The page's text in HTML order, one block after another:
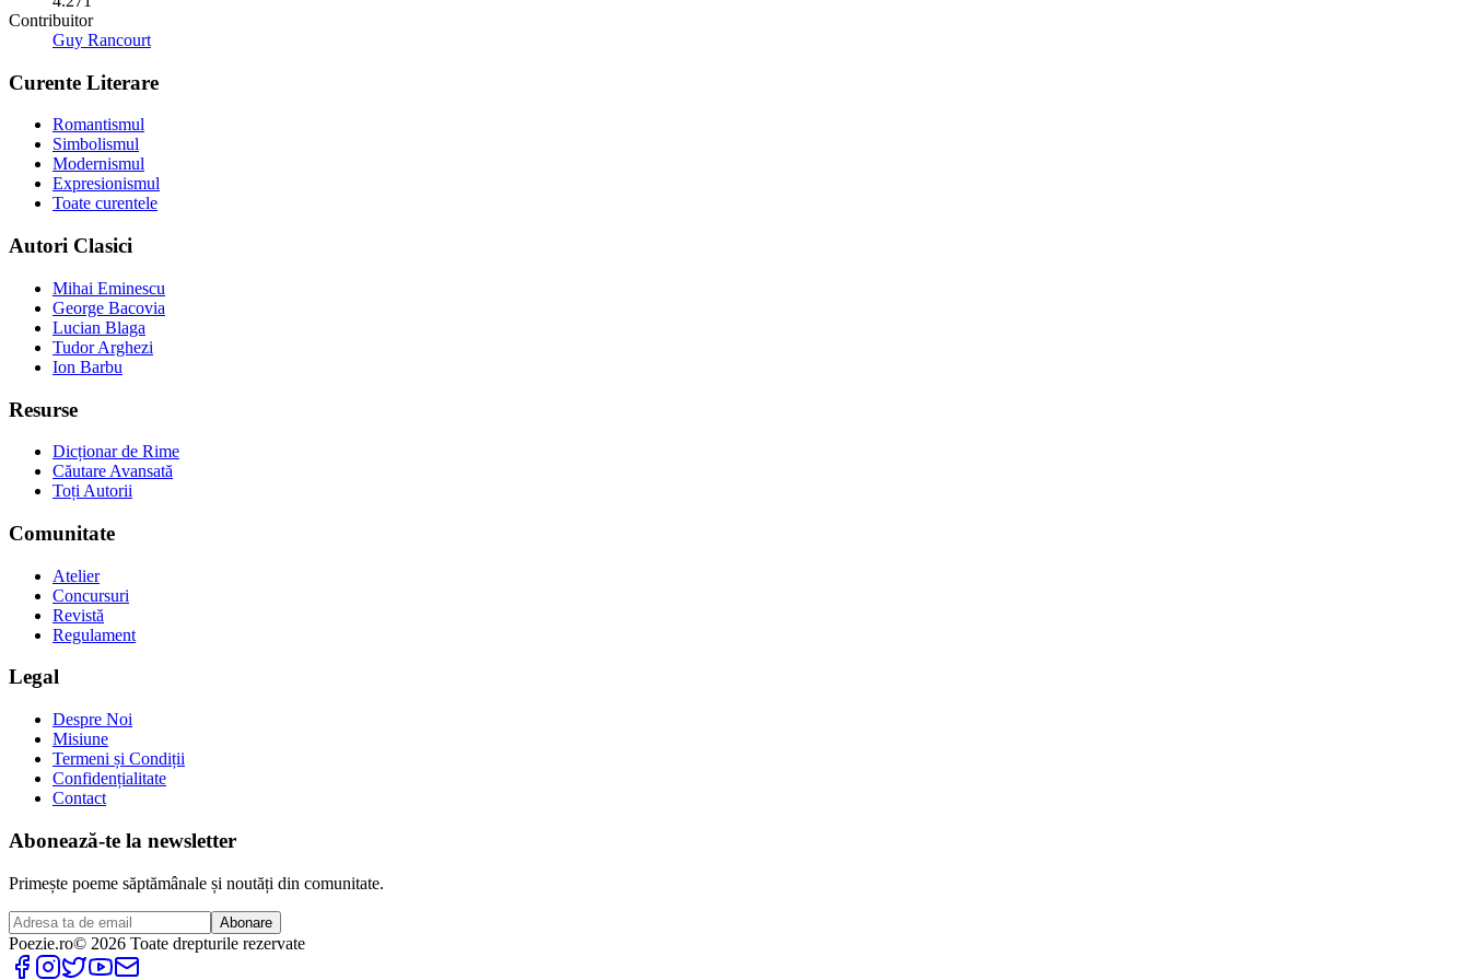
Contribuitor
Guy Rancourt
Curente Literare
Romantismul
Simbolismul
Modernismul
Expresionismul
Toate curentele
Autori Clasici
Mihai Eminescu
George Bacovia
Lucian Blaga
Tudor Arghezi
Ion Barbu
Resurse
Dicționar de Rime
Căutare Avansată
Toți Autorii
Comunitate
Atelier
Concursuri
Revistă
Regulament
Legal
Despre Noi
Misiune
Termeni și Condiții
Confidențialitate
Contact
Abonează-te la newsletter
Primește poeme săptămânale și noutăți din comunitate.
Abonare
Poezie.ro© 2026 Toate drepturile rezervate